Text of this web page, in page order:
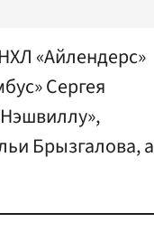
«Айлендерс»
Сергея
Брызгалова, а